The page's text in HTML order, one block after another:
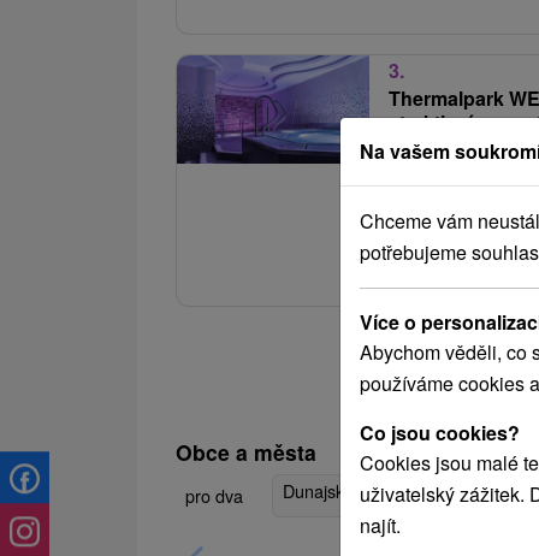
3.
Thermalpark
atraktivním
Hotel
Součástí balíčku je
do saunového světa.
Obce a města
pro dva Dunajská Streda(11) Veľký
Na vašem
Chceme vám
potřebujeme
Více o
Abychom věděli, co
používáme cookies
Co jsou cookies?
Cookies jsou malé
uživatelský zážitek.
najít.